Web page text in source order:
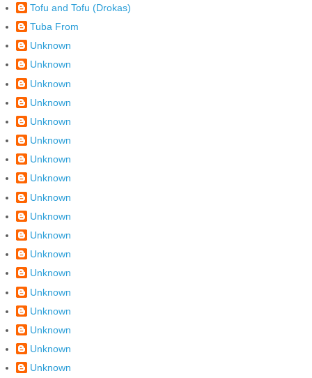
Tofu and Tofu (Drokas)
Tuba From
Unknown
Unknown
Unknown
Unknown
Unknown
Unknown
Unknown
Unknown
Unknown
Unknown
Unknown
Unknown
Unknown
Unknown
Unknown
Unknown
Unknown
Unknown